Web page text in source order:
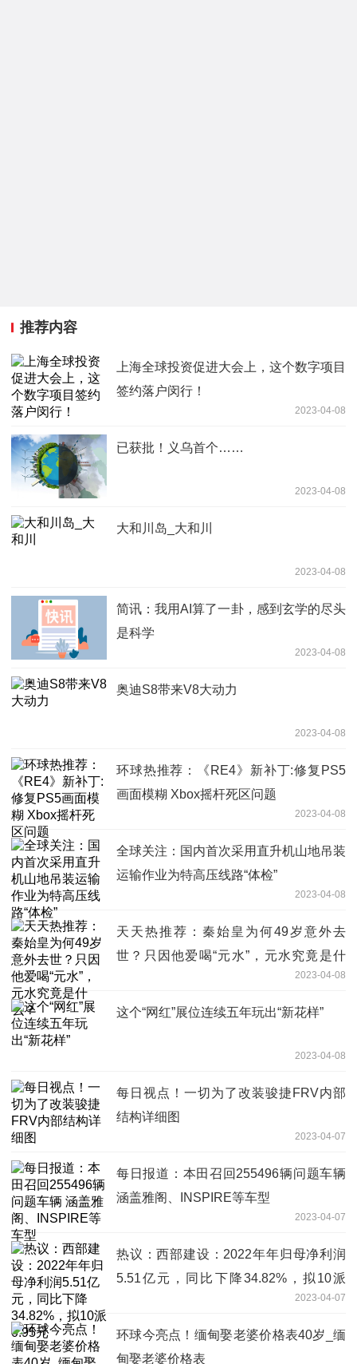
推荐内容
上海全球投资促进大会上，这个数字项目
签约落户闵行！
2023-04-08
已获批！义乌首个……
2023-04-08
大和川岛_大和川
2023-04-08
简讯：我用AI算了一卦，感到玄学的尽头
是科学
2023-04-08
奥迪S8带来V8大动力
2023-04-08
环球热推荐：《RE4》新补丁:修复PS5
画面模糊 Xbox摇杆死区问题
2023-04-08
全球关注：国内首次采用直升机山地吊装
运输作业为特高压线路“体检”
2023-04-08
天天热推荐：秦始皇为何49岁意外去
世？只因他爱喝“元水”，元水究竟是什
2023-04-08
这个“网红”展位连续五年玩出“新花样”
2023-04-08
每日视点！一切为了改装骏捷FRV内部
结构详细图
2023-04-07
每日报道：本田召回255496辆问题车辆
涵盖雅阁、INSPIRE等车型
2023-04-07
热议：西部建设：2022年年归母净利润
5.51亿元，同比下降34.82%，拟10派
2023-04-07
环球今亮点！缅甸娶老婆价格表40岁_缅
甸娶老婆价格表